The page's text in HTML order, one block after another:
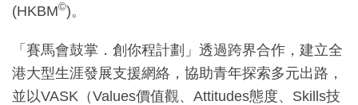
(HKBM©)。
「賽馬會鼓掌．創你程計劃」透過跨界合作，建立全
港大型生涯發展支援網絡，協助青年探索多元出路，
並以VASK（Values價值觀、Attitudes態度、Skills技